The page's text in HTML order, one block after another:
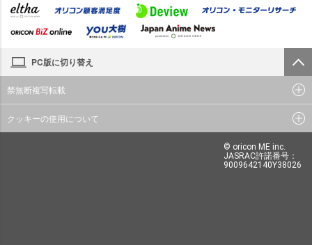
PC版に切り替え
禁無断複写転載
クッキーの使用について
© oricon ME inc.
JASRAC許諾番号：
9009642140Y38026